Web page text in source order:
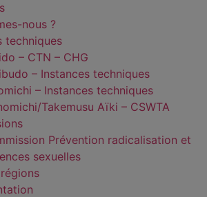
nous ?
techniques
– CTN – CHG
– Instances techniques
– Instances techniques
Takemusu Aïki – CSWTA
Prévention radicalisation et
sexuelles